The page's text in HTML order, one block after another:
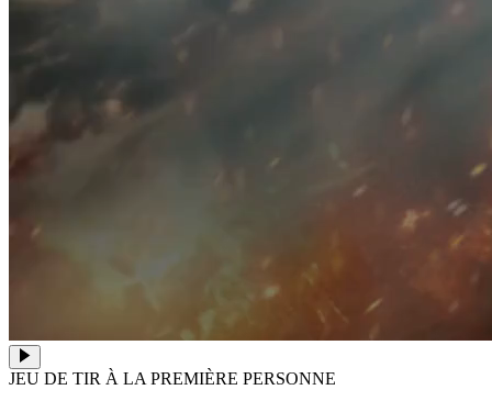
JEU DE TIR À LA PREMIÈRE PERSONNE